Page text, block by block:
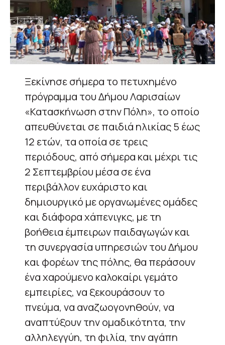
Ξεκίνησε σήμερα το πετυχημένο
πρόγραμμα του Δήμου Λαρισαίων
«Κατασκήνωση στην Πόλη», το οποίο
απευθύνεται σε παιδιά ηλικίας 5 έως
12 ετών, τα οποία σε τρεις
περιόδους, από σήμερα και μέχρι τις
2 Σεπτεμβρίου μέσα σε ένα
περιβάλλον ευχάριστο και
δημιουργικό με οργανωμένες ομάδες
και διάφορα χάπενιγκς, με τη
βοήθεια έμπειρων παιδαγωγών και
τη συνεργασία υπηρεσιών του Δήμου
και φορέων της πόλης, θα περάσουν
ένα χαρούμενο καλοκαίρι γεμάτο
εμπειρίες, να ξεκουράσουν το
πνεύμα, να αναζωογονηθούν, να
αναπτύξουν την ομαδικότητα, την
αλληλεγγύη, τη φιλία, την αγάπη